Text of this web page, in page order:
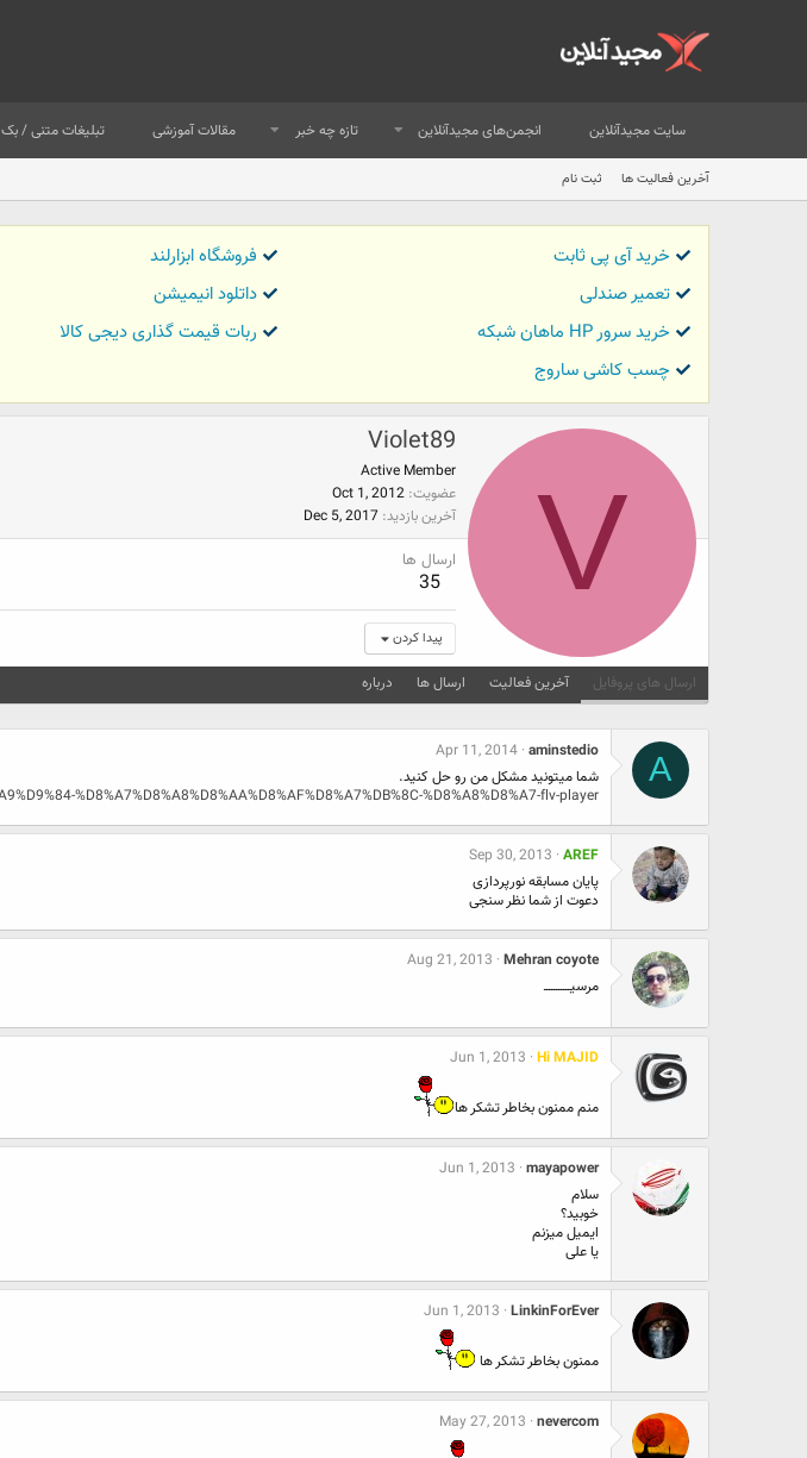
سایت مجیدآنلاین انجمن‌های مجیدآنلاین تازه چه خبر مقالات آموزشی تبلیغات متنی /
آخرین فعالیت ها ثبت نام
خرید آی پی ثابت فروشگاه ابزارلند
تعمیر صندلی
داتلود انیمیشن
خرید سرور HP ماهان شبکه
ربات قیمت گذاری دیجی کالا
چسب کاشی ساروج
V
Violet89
Active Member
عضویت Oct 1, 2012
آخرین بازدید Dec 5, 2017
ارسال ها
35
پیدا کردن
ارسال های پروفایل آخرین فعالیت ارسال ها درباره
A
aminstedio
Apr 11, 2014
شما میتونید مشکل من رو حل کنید.
%D8%A7%D8%A8%D8%AA%D8%AF%D8%A7%DB%8C-%D8%A8%D8%A7-flv-player
AREF
Sep 30, 2013
پایان مسابقه نورپردازی
دعوت از شما نظر سنجی
Mehran coyote
Aug 21, 2013
مرسیـــــــــــ
Hi MAJID
Jun 1, 2013
منم ممنون بخاطر تشکر ها
mayapower
Jun 1, 2013
سلام
خوبید؟
ایمیل میزنم
یا علی
LinkinForEver
Jun 1, 2013
ممنون بخاطر تشکر ها
nevercom
May 27, 2013